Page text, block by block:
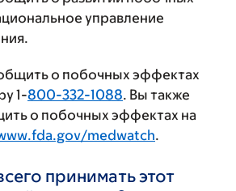
управление
о побочных эффектах
1-800-332-1088. Вы также
о побочных эффектах на
medwatch.
принимать этот